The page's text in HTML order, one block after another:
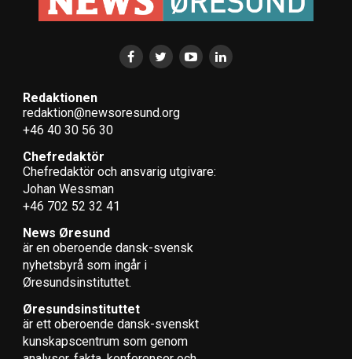
Redaktionen
redaktion@newsoresund.org
+46 40 30 56 30
Chefredaktör
Chefredaktör och ansvarig utgivare:
Johan Wessman
+46 702 52 32 41
News Øresund
är en oberoende dansk-svensk
nyhets­byrå som ingår i
Øresundsinstituttet.
Øresundsinstituttet
är ett oberoende dansk-svenskt
kunskapscentrum som genom